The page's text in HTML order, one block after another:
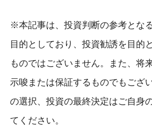
※本記事は、投資判断の参考とな
目的としており、投資勧誘を目的
ものではございません。また、将
示唆または保証するものでもござ
の選択、投資の最終決定はご自身
てください。